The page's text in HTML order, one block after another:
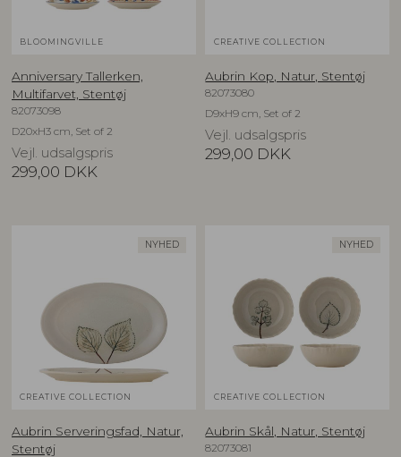
BLOOMINGVILLE
Anniversary Tallerken,
Multifarvet, Stentøj
82073098
D20xH3 cm, Set of 2
Vejl. udsalgspris
299,00 DKK
CREATIVE COLLECTION
Aubrin Kop, Natur, Stentøj
82073080
D9xH9 cm, Set of 2
Vejl. udsalgspris
299,00 DKK
NYHED
CREATIVE COLLECTION
Aubrin Serveringsfad, Natur,
Stentøj
NYHED
CREATIVE COLLECTION
Aubrin Skål, Natur, Stentøj
82073081